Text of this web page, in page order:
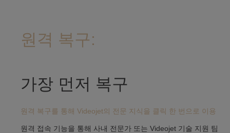
원격 복구:
가장 먼저 복구
원격 복구를 통해 Videojet의 전문 지식을 클릭 한 번으로 이용
원격 접속 기능을 통해 사내 전문가 또는 Videojet 기술 지원 팀